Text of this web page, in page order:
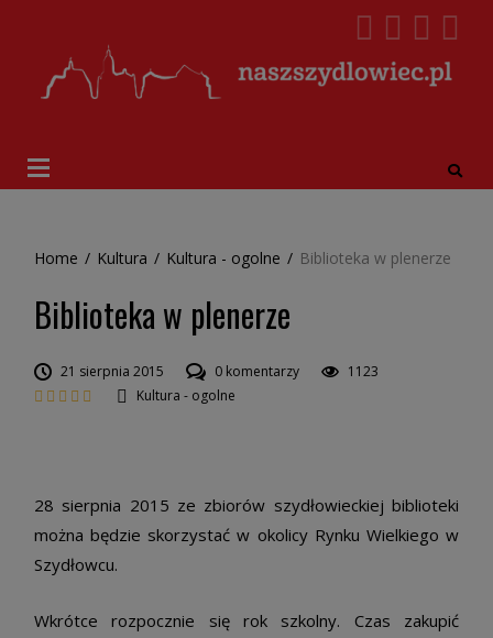
Home / Kultura / Kultura - ogolne / Biblioteka w plenerze
Biblioteka w plenerze
21 sierpnia 2015 0 komentarzy
1123
Kultura - ogolne
28 sierpnia 2015 ze zbiorów szydłowieckiej biblioteki
można będzie skorzystać w okolicy Rynku Wielkiego w
Szydłowcu.
Wkrótce rozpocznie się rok szkolny. Czas zakupić